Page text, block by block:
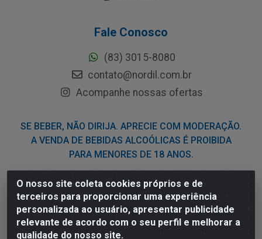
O nosso site coleta cookies próprios e de
terceiros para proporcionar uma experiência
personalizada ao usuário, apresentar publicidade
relevante de acordo com o seu perfil e melhorar a
qualidade do nosso site.
Fale Conosco
(83) 3015-8080
contato@nordil.com.br
Acompanhe nossas ofertas
SE BEBER, NÃO DIRIJA. APRECIE COM MODERAÇÃO.
A VENDA DE BEBIDAS ALCOÓLICAS É PROIBIDA
PARA MENORES DE 18 ANOS.
Nordil Distribuidora - Avenida Liberdade, 2738, Bloco F -
Sesi - Bayeux/PB - CEP 58.111-400 - CNPJ
03.775.813/0001-41